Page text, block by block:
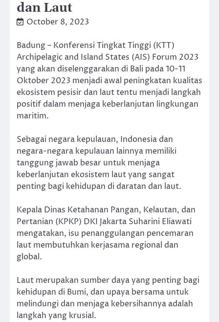
dan Laut
October 8, 2023
Badung – Konferensi Tingkat Tinggi (KTT)
Archipelagic and Island States (AIS) Forum 2023
yang akan diselenggarakan di Bali pada 10-11
Oktober 2023 menjadi awal peningkatan kualitas
ekosistem pesisir dan laut tentu menjadi langkah
positif dalam menjaga keberlanjutan lingkungan
maritim.
Sebagai negara kepulauan, Indonesia dan
negara-negara kepulauan lainnya memiliki
tanggung jawab besar untuk menjaga
keberlanjutan ekosistem laut yang sangat
penting bagi kehidupan di daratan dan laut.
Kepala Dinas Ketahanan Pangan, Kelautan, dan
Pertanian (KPKP) DKI Jakarta Suharini Eliawati
mengatakan, isu penanggulangan pencemaran
laut membutuhkan kerjasama regional dan
global.
Laut merupakan sumber daya yang penting bagi
kehidupan di Bumi, dan upaya bersama untuk
melindungi dan menjaga kebersihannya adalah
langkah yang krusial.